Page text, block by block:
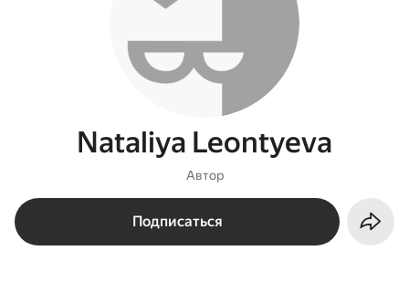
Nataliya Leontyeva
Автор
Подписаться